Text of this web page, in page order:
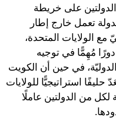
على خريطة
تعمل خارج إطار
مع الولايات المتحدة،
مُهِمًّا في توجيه
في حين أن الكويت
استراتيجيًّا للولايات
لكل من الدولتين عاملًا